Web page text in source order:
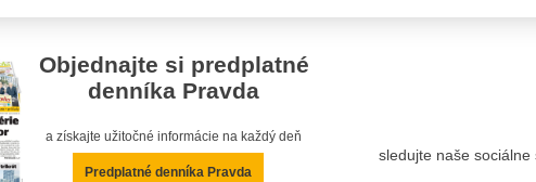
Objednajte si predplatné
denníka Pravda
a získajte užitočné informácie na každý deň
Predplatné denníka Pravda
sledujte naše sociálne